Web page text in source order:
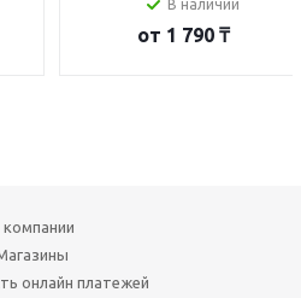
В наличии
от 1 790 ₸
онлайн платежей